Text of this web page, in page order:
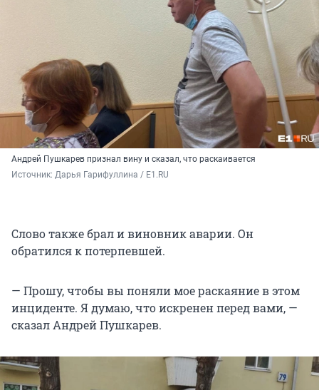
Андрей Пушкарев признал вину и сказал, что раскаивается
Источник: Дарья Гарифуллина / E1.RU
Слово также брал и виновник аварии. Он
обратился к потерпевшей.
— Прошу, чтобы вы поняли мое раскаяние в этом
инциденте. Я думаю, что искренен перед вами, —
сказал Андрей Пушкарев.